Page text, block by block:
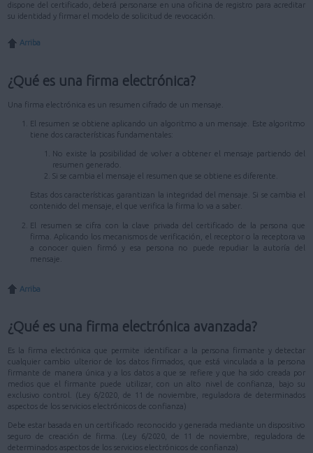
dispone del certificado, deberá personarse en una oficina de registro para acreditar
su identidad y firmar el modelo de solicitud de revocación.
Arriba
¿Qué es una firma electrónica?
Una firma electrónica es un resumen cifrado de un mensaje.
El resumen se obtiene aplicando un algoritmo a un mensaje. Este algoritmo
tiene dos características fundamentales:
No existe la posibilidad de volver a obtener el mensaje partiendo del
resumen generado.
Si se cambia el mensaje el resumen que se obtiene es diferente.
Estas dos características garantizan la integridad del mensaje. Si se cambia el
contenido del mensaje, el que verifica la firma lo va a saber.
El resumen se cifra con la clave privada del certificado de la persona que
firma. Aplicando los mecanismos de verificación, el receptor o la receptora va
a conocer quien firmó y esa persona no puede repudiar la autoría del
mensaje.
Arriba
¿Qué es una firma electrónica avanzada?
Es la firma electrónica que permite identificar a la persona firmante y detectar
cualquier cambio ulterior de los datos firmados, que está vinculada a la persona
firmante de manera única y a los datos a que se refiere y que ha sido creada por
medios que el firmante puede utilizar, con un alto nivel de confianza, bajo su
exclusivo control. (Ley 6/2020, de 11 de noviembre, reguladora de determinados
aspectos de los servicios electrónicos de confianza)
Debe estar basada en un certificado reconocido y generada mediante un dispositivo
seguro de creación de firma. (Ley 6/2020, de 11 de noviembre, reguladora de
determinados aspectos de los servicios electrónicos de confianza)